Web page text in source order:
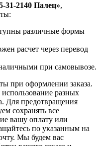
31-2140 Палец»,
различные формы
расчет через перевод
при самовывозе.
при оформлении заказа.
разных
Для предотвращения
сохранять все
вашу оплату или
по указанным на
Мы будем вас